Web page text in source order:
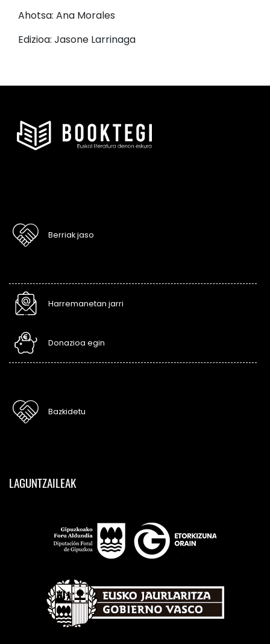
Ahotsa: Ana Morales
Edizioa: Jasone Larrinaga
Berriak jaso
Harremanetan jarri
Donazioa egin
Bazkidetu
LAGUNTZAILEAK